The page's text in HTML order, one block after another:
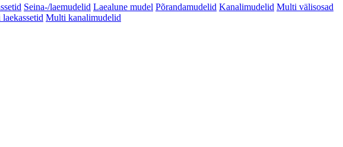
Seina-/laemudelid Laealune mudel Põrandamudelid Kanalimudelid Multi välisosad
Multi kanalimudelid